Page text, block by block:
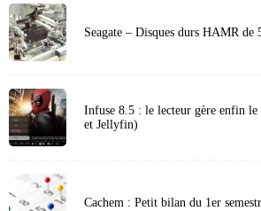
Seagate – Disques durs HAMR de
Infuse 8.5 : le lecteur gère enfin
et Jellyfin)
Cachem : Petit bilan du 1er